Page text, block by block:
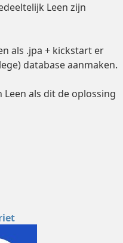
Leen zijn
als .jpa + kickstart er
database aanmaken.
als dit de oplossing